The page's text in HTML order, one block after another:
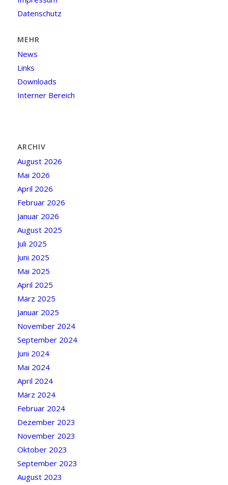
Datenschutz
MEHR
News
Links
Downloads
Interner Bereich
ARCHIV
August 2026
Mai 2026
April 2026
Februar 2026
Januar 2026
August 2025
Juli 2025
Juni 2025
Mai 2025
April 2025
März 2025
Januar 2025
November 2024
September 2024
Juni 2024
Mai 2024
April 2024
März 2024
Februar 2024
Dezember 2023
November 2023
Oktober 2023
September 2023
August 2023